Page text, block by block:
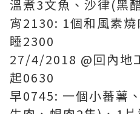
溫煮3文魚、沙律(黑
宵2130: 1個和風素燒
睡2300
27/4/2018 @回內地
起0630
早0745: 一個小蕃薯